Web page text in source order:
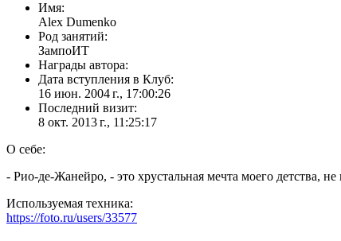
Имя:
Alex Dumenko
Род занятий:
ЗампоИТ
Награды автора:
Дата вступления в Клуб:
16 июн. 2004 г., 17:00:26
Последний визит:
8 окт. 2013 г., 11:25:17
О себе:
- Рио-де-Жанейро, - это хрустальная мечта моего детства,
Используемая техника:
https://foto.ru/users/33577